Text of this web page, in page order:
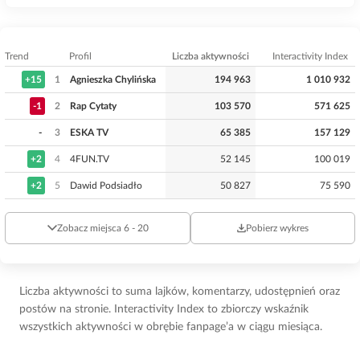
Trend Profil Liczba aktywności Interactivity Index
+15 1 Agnieszka Chylińska 194 963 1 010 932
-1 2 Rap Cytaty 103 570 571 625
- 3 ESKA TV 65 385 157 129
+2 4 4FUN.TV 52 145 100 019
+2 5 Dawid Podsiadło 50 827 75 590
Zobacz miejsca 6 - 20 Pobierz wykres
Liczba aktywności to suma lajków, komentarzy, udostępnień oraz
postów na stronie. Interactivity Index to zbiorczy wskaźnik
wszystkich aktywności w obrębie fanpage’a w ciągu miesiąca.